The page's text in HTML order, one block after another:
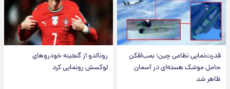
قدرت‌نمایی نظامی چین؛ بمب‌افکن
حامل موشک هسته‌ای در آسمان
ظاهر شد
رونالدو از گنجینه خودروهای
لوکسش رونمایی کرد